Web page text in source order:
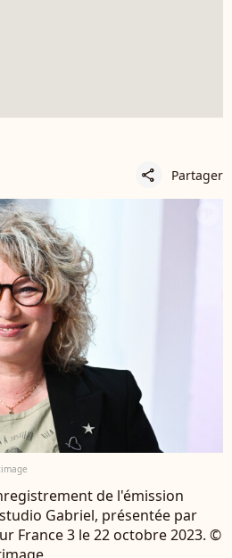
share Partager
de l'émission
Gabriel, présentée par
France 3 le 22 octobre 2023. ©